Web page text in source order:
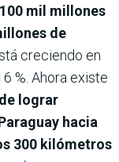
mil millones
de
creciendo en
%. Ahora existe
lograr
hacia
300 kilómetros